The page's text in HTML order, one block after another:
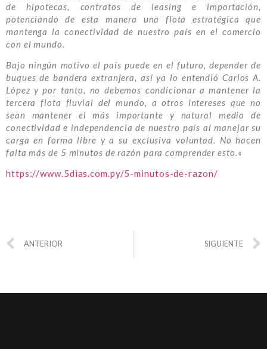
de hipotecas, contratos de leasing e importación,
potenciando de esta manera una flota estratégica que
mantenga la conectividad de nuestro país en el comercio
con el mundo.
Bajo ningún motivo el país puede en el futuro, depender de
buques de bandera extranjera, así ya lo entendió Carlos A.
López y por tanto, no debemos condicionar a mantener la
tercera flota fluvial del mundo, a otros intereses que no
sean mantener el más importante y natural medio de
conectividad e independencia de nuestro país al manejar su
carga en forma libre y a su exclusiva voluntad. No hacen
falta más de 5 minutos de razón para comprender esto.«
https://www.5dias.com.py/5-minutos-de-razon/
ANTERIOR SIGUIENTE